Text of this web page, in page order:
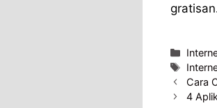
Tags
Cara
4